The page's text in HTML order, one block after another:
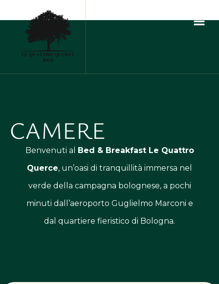
CAMERE
Benvenuti al Bed & Breakfast Le Quattro
Querce, un’oasi di tranquillità immersa nel
verde della campagna bolognese, a pochi
minuti dall’aeroporto Guglielmo Marconi e
dal quartiere fieristico di Bologna.